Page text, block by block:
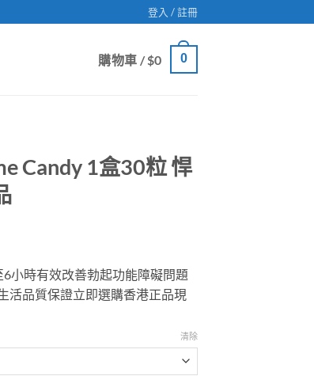
登入 / 註冊
購物車 /$0 0
Candy 1盒30粒 悍
小時有效改善勃起功能障礙問題
活品質保證立即選購香港正品現
清除